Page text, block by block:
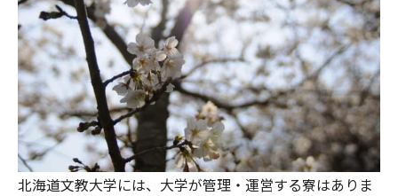
北海道文教大学には、大学が管理・運営する寮はありま